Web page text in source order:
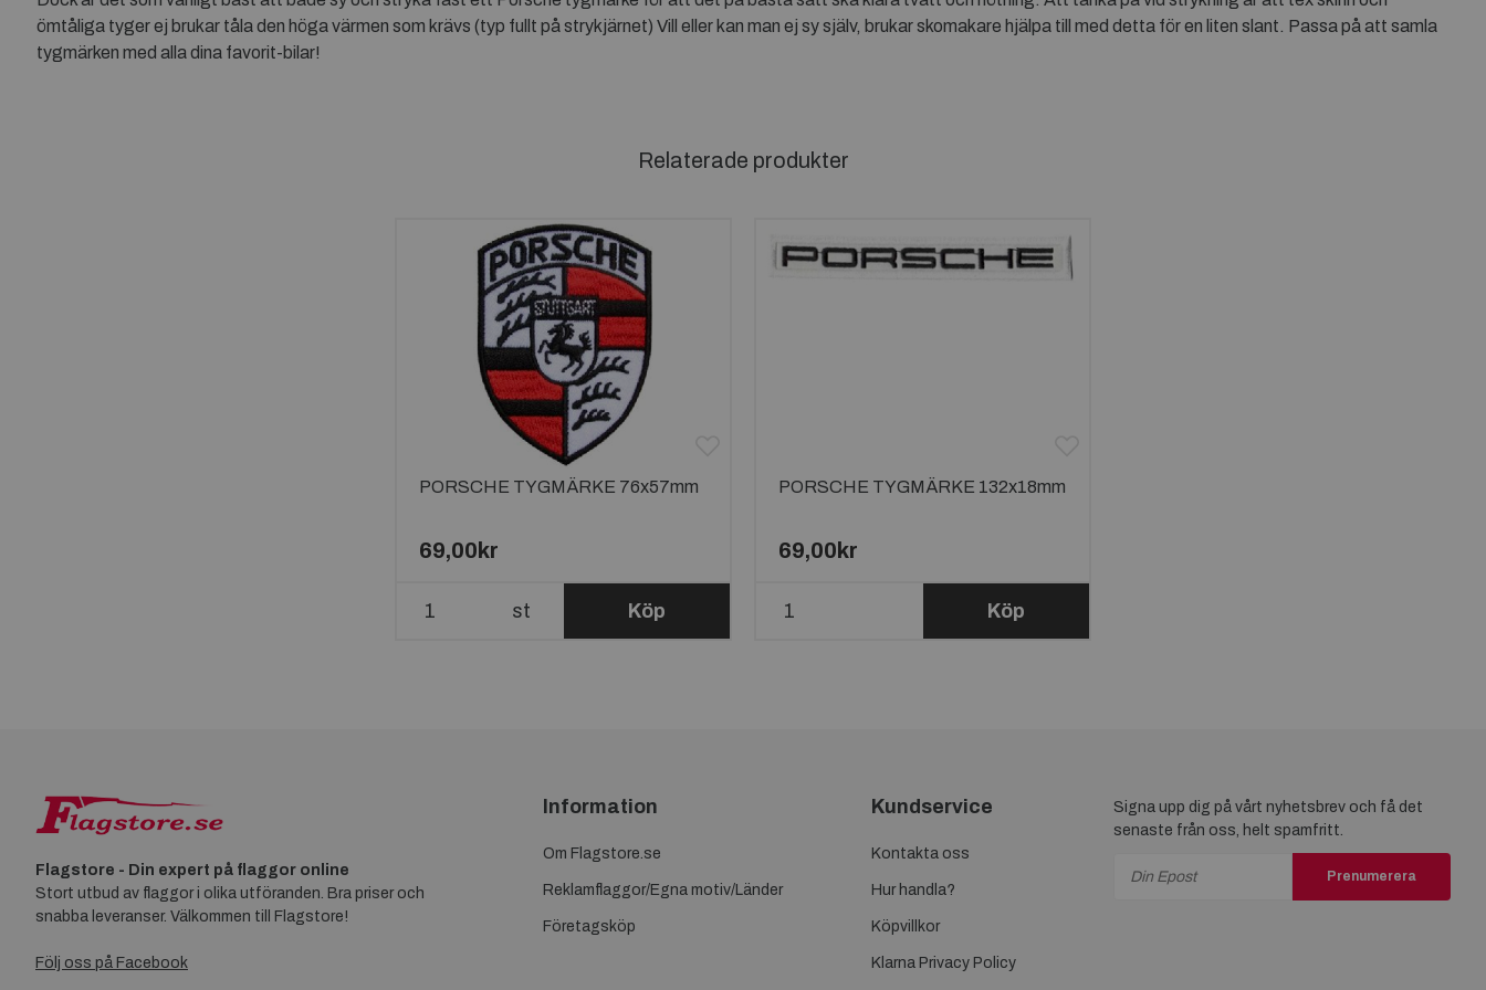
ömtåliga tyger ej brukar tåla den höga värmen som krävs (typ fullt på strykjärnet) Vill eller kan man ej sy själv, brukar skomakare hjälpa till med detta för en liten slant. Passa på att samla
tygmärken med alla dina favorit-bilar!
Relaterade produkter
PORSCHE TYGMÄRKE 76x57mm
69,00kr
st Köp
PORSCHE TYGMÄRKE 132x18mm
69,00kr
Köp
Flagstore - Din expert på flaggor online
Stort utbud av flaggor i olika utföranden. Bra priser och
snabba leveranser. Välkommen till Flagstore!
Följ oss på Facebook
Information
Om Flagstore.se
Reklamflaggor/Egna motiv/Länder
Företagsköp
Kundservice
Kontakta oss
Hur handla?
Köpvillkor
Klarna Privacy Policy
Signa upp dig på vårt nyhetsbrev och få det
senaste från oss, helt spamfritt.
Prenumerera